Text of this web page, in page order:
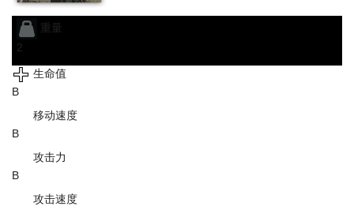
重量
2
生命值
B
移动速度
B
攻击力
B
攻击速度